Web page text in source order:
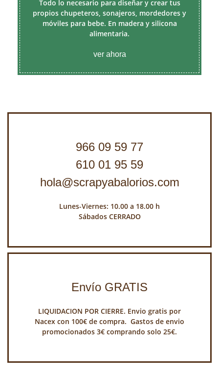
Todo lo necesario para diseñar y crear tus
propios chupeteros, sonajeros, mordedores y
móviles para bebe. En madera y silicona
alimentaria.
ver ahora
966 09 59 77
610 01 95 59
hola@scrapyabalorios.com
Lunes-Viernes: 10.00 a 18.00 h
Sábados CERRADO
Envío GRATIS
LIQUIDACION POR CIERRE. Envio gratis por
Nacex con 100€ de compra. Gastos de envio
promocionados 3€ comprando solo 25€.